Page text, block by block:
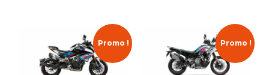
Promo ! Promo !